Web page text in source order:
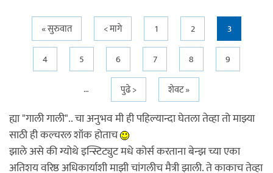
Pages« सुरुवात < मागे 1 2
3
4
5 6 7 8
9
…
पुढे > शेवट »
ह्या "गाली गाली".. चा अनुभव मी ही पहिल्यान्दा घेतला तेव्हा तो माझ्या
साठी ही कल्चरल शॉक होताच
झाले असे की ग्योथे इन्स्टिट्युट मधे कोर्स करताना बेन्झ च्या एका
अतिशय वरिष्ठ अधिकार्याशी माझी चांगलीच मैत्री झाली. ते काकाच तेव्हा